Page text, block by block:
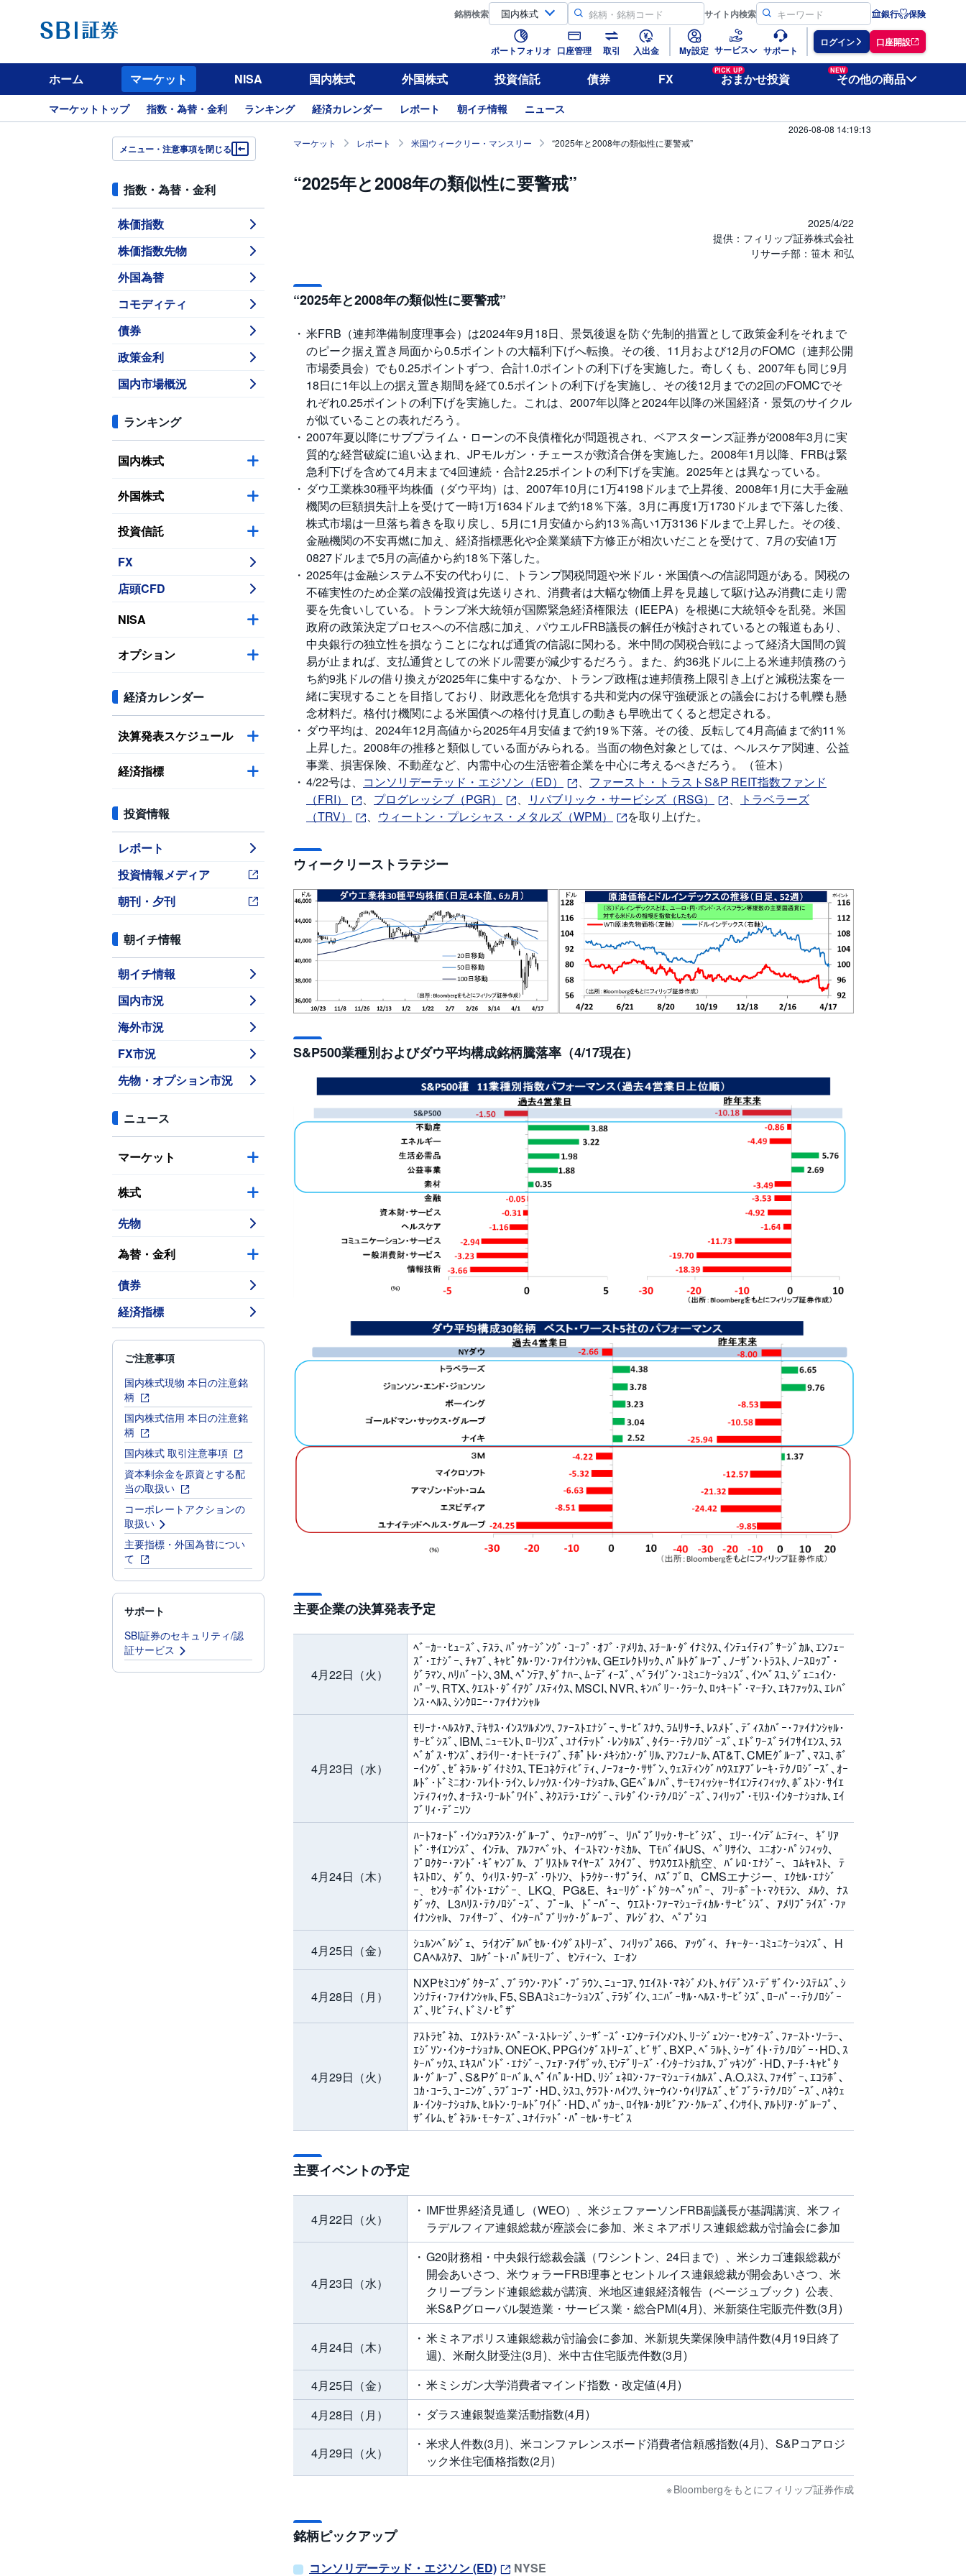
銘柄検索 サイト内検索 銀行 保険
ポートフォリオ 口座管理 取引 入出金 My設定 サービス サポート
ログイン 口座開設
ホーム マーケット NISA 国内株式 外国株式 投資信託 債券 FX
PICK UP
おまかせ投資
NEW
その他の商品
マーケットトップ 指数・為替・金利 ランキング 経済カレンダー レポート 朝イチ情報 ニュース
2026-08-08 14:19:13
メニュー・注意事項を閉じる
指数・為替・金利
株価指数
株価指数先物
外国為替
コモディティ
債券
政策金利
国内市場概況
ランキング
国内株式
外国株式
投資信託
FX
店頭CFD
NISA
オプション
経済カレンダー
決算発表スケジュール
経済指標
投資情報
レポート
投資情報メディア
朝刊・夕刊
朝イチ情報
朝イチ情報
国内市況
海外市況
FX市況
先物・オプション市況
ニュース
マーケット
株式
先物
為替・金利
債券
経済指標
ご注意事項
国内株式現物 本日の注意銘
柄
国内株式信用 本日の注意銘
柄
国内株式 取引注意事項
資本剰余金を原資とする配
当の取扱い
コーポレートアクションの
取扱い
主要指標・外国為替につい
て
サポート
SBI証券のセキュリティ/認
証サービス
マーケット レポート 米国ウィークリー・マンスリー “2025年と2008年の類似性に要警戒”
“2025年と2008年の類似性に要警戒”
2025/4/22
提供：フィリップ証券株式会社
リサーチ部：笹木 和弘
“2025年と2008年の類似性に要警戒”
米FRB（連邦準備制度理事会）は2024年9月18日、景気後退を防ぐ先制的措置として政策金利をそれまで
のピーク据え置き局面から0.5ポイントの大幅利下げへ転換。その後、11月および12月のFOMC（連邦公開
市場委員会）でも0.25ポイントずつ、合計1.0ポイントの利下げを実施した。奇しくも、2007年も同じ9月
18日に1年以上の据え置き期間を経て0.5ポイントの利下げを実施し、その後12月までの2回のFOMCでそ
れぞれ0.25ポイントの利下げを実施した。これは、2007年以降と2024年以降の米国経済・景気のサイクル
が似ていることの表れだろう。
2007年夏以降にサブプライム・ローンの不良債権化が問題視され、ベアスターンズ証券が2008年3月に実
質的な経営破綻に追い込まれ、JPモルガン・チェースが救済合併を実施した。2008年1月以降、FRBは緊
急利下げを含めて4月末まで4回連続・合計2.25ポイントの利下げを実施。2025年とは異なっている。
ダウ工業株30種平均株価（ダウ平均）は、2007年10月に1万4198ドルまで上昇後、2008年1月に大手金融
機関の巨額損失計上を受けて一時1万1634ドルまで約18％下落。3月に再度1万1730ドルまで下落した後、
株式市場は一旦落ち着きを取り戻し、5月に1月安値から約13％高い1万3136ドルまで上昇した。その後、
金融機関の不安再燃に加え、経済指標悪化や企業業績下方修正が相次いだことを受けて、7月の安値1万
0827ドルまで5月の高値から約18％下落した。
2025年は金融システム不安の代わりに、トランプ関税問題や米ドル・米国債への信認問題がある。関税の
不確実性のため企業の設備投資は先送りされ、消費者は大幅な物価上昇を見越して駆け込み消費に走り需
要を先食いしている。トランプ米大統領が国際緊急経済権限法（IEEPA）を根拠に大統領令を乱発。米国
政府の政策決定プロセスへの不信感に加え、パウエルFRB議長の解任が検討されているとの報道もあり、
中央銀行の独立性を損なうことになれば通貨の信認に関わる。米中間の関税合戦によって経済大国間の貿
易が止まれば、支払通貨としての米ドル需要が減少するだろう。また、約36兆ドルに上る米連邦債務のう
ち約9兆ドルの借り換えが2025年に集中するなか、トランプ政権は連邦債務上限引き上げと減税法案を一
緒に実現することを目指しており、財政悪化を危惧する共和党内の保守強硬派との議会における軋轢も懸
念材料だ。格付け機関による米国債への格付け見直しの動きも早晩出てくると想定される。
ダウ平均は、2024年12月高値から2025年4月安値まで約19％下落。その後、反転して4月高値まで約11％
上昇した。2008年の推移と類似している面がみられる。当面の物色対象としては、ヘルスケア関連、公益
事業、損害保険、不動産など、内需中心の生活密着企業を中心に考えるべきだろう。（笹木）
4/22号は、 コンソリデーテッド・エジソン（ED） 、 ファースト・トラストS&P REIT指数ファンド
（FRI）
、 プログレッシブ（PGR） 、 リパブリック・サービシズ（RSG） 、
トラベラーズ
（TRV）
、 ウィートン・プレシャス・メタルズ（WPM） を取り上げた。
ウィークリーストラテジー
S&P500業種別およびダウ平均構成銘柄騰落率（4/17現在）
主要企業の決算発表予定
4月22日（火）
ﾍﾞｰｶｰ･ﾋｭｰｽﾞ､ﾃｽﾗ､ﾊﾟｯｹｰｼﾞﾝｸﾞ･ｺｰﾌﾟ･ｵﾌﾞ･ｱﾒﾘｶ､ｽﾁｰﾙ･ﾀﾞｲﾅﾐｸｽ､ｲﾝﾃｭｲﾃｨﾌﾞｻｰｼﾞｶﾙ､ｴﾝﾌｪｰ
ｽﾞ･ｴﾅｼﾞｰ､ﾁｬﾌﾞ､ｷｬﾋﾟﾀﾙ･ﾜﾝ･ﾌｧｲﾅﾝｼｬﾙ､GEｴﾚｸﾄﾘｯｸ､ﾊﾟﾙﾄｸﾞﾙｰﾌﾟ､ﾉｰｻﾞﾝ･ﾄﾗｽﾄ､ﾉｰｽﾛｯﾌﾟ･
ｸﾞﾗﾏﾝ､ﾊﾘﾊﾞｰﾄﾝ､3M､ﾍﾟﾝﾃｱ､ﾀﾞﾅﾊｰ､ﾑｰﾃﾞｨｰｽﾞ､ﾍﾞﾗｲｿﾞﾝ･ｺﾐｭﾆｹｰｼｮﾝｽﾞ､ｲﾝﾍﾞｽｺ､ｼﾞｪﾆｭｲﾝ･
ﾊﾟｰﾂ､RTX､ｸｴｽﾄ･ﾀﾞｲｱｸﾞﾉｽﾃｨｸｽ､MSCI､NVR､ｷﾝﾊﾞﾘｰ･ｸﾗｰｸ､ﾛｯｷｰﾄﾞ･ﾏｰﾁﾝ､ｴｷﾌｧｯｸｽ､ｴﾚﾊﾞ
ﾝｽ･ﾍﾙｽ､ｼﾝｸﾛﾆｰ･ﾌｧｲﾅﾝｼｬﾙ
4月23日（水）
ﾓﾘｰﾅ･ﾍﾙｽｹｱ､ﾃｷｻｽ･ｲﾝｽﾂﾙﾒﾝﾂ､ﾌｧｰｽﾄｴﾅｼﾞｰ､ｻｰﾋﾞｽﾅｳ､ﾗﾑﾘｻｰﾁ､ﾚｽﾒﾄﾞ､ﾃﾞｨｽｶﾊﾞｰ･ﾌｧｲﾅﾝｼｬﾙ･
ｻｰﾋﾞｼｽﾞ､IBM､ﾆｭｰﾓﾝﾄ､ﾛｰﾘﾝｽﾞ､ﾕﾅｲﾃｯﾄﾞ･ﾚﾝﾀﾙｽﾞ､ﾀｲﾗｰ･ﾃｸﾉﾛｼﾞｰｽﾞ､ｴﾄﾞﾜｰｽﾞﾗｲﾌｻｲｴﾝｽ､ﾗｽ
ﾍﾞｶﾞｽ･ｻﾝｽﾞ､ｵﾗｲﾘｰ･ｵｰﾄﾓｰﾃｨﾌﾞ､ﾁﾎﾟﾄﾚ･ﾒｷｼｶﾝ･ｸﾞﾘﾙ､ｱﾝﾌｪﾉｰﾙ､AT&T､CMEｸﾞﾙｰﾌﾟ､ﾏｽｺ､ﾎﾞ
ｰｲﾝｸﾞ､ｾﾞﾈﾗﾙ･ﾀﾞｲﾅﾐｸｽ､TEｺﾈｸﾃｨﾋﾞﾃｨ､ﾉｰﾌｫｰｸ･ｻｻﾞﾝ､ｳｪｽﾃｨﾝｸﾞﾊｳｽｴｱﾌﾞﾚｰｷ･ﾃｸﾉﾛｼﾞｰｽﾞ､ｵｰ
ﾙﾄﾞ･ﾄﾞﾐﾆｵﾝ･ﾌﾚｲﾄ･ﾗｲﾝ､ﾚﾉｯｸｽ･ｲﾝﾀｰﾅｼｮﾅﾙ､GEﾍﾞﾙﾉﾊﾞ､ｻｰﾓﾌｨｯｼｬｰｻｲｴﾝﾃｨﾌｨｯｸ､ﾎﾞｽﾄﾝ･ｻｲｴ
ﾝﾃｨﾌｨｯｸ､ｵｰﾁｽ･ﾜｰﾙﾄﾞﾜｲﾄﾞ､ﾈｸｽﾃﾗ･ｴﾅｼﾞｰ､ﾃﾚﾀﾞｲﾝ･ﾃｸﾉﾛｼﾞｰｽﾞ､ﾌｨﾘｯﾌﾟ･ﾓﾘｽ･ｲﾝﾀｰﾅｼｮﾅﾙ､ｴｲ
ﾌﾞﾘｨ･ﾃﾞﾆｿﾝ
4月24日（木）
ﾊｰﾄﾌｫｰﾄﾞ･ｲﾝｼｭｱﾗﾝｽ･ｸﾞﾙｰﾌﾟ、ｳｪｱｰﾊｳｻﾞｰ、ﾘﾊﾟﾌﾞﾘｯｸ･ｻｰﾋﾞｼｽﾞ、ｴﾘｰ･ｲﾝﾃﾞﾑﾆﾃｨｰ、ｷﾞﾘｱ
ﾄﾞ･ｻｲｴﾝｼｽﾞ、ｲﾝﾃﾙ、ｱﾙﾌｧﾍﾞｯﾄ、ｲｰｽﾄﾏﾝ･ｹﾐｶﾙ、TﾓﾊﾞｲﾙUS、ﾍﾞﾘｻｲﾝ、ﾕﾆｵﾝ･ﾊﾟｼﾌｨｯｸ、
ﾌﾟﾛｸﾀｰ･ｱﾝﾄﾞ･ｷﾞｬﾝﾌﾞﾙ、ﾌﾞﾘｽﾄﾙ ﾏｲﾔｰｽﾞ ｽｸｲﾌﾞ、ｻｳｽｳｴｽﾄ航空、ﾊﾞﾚﾛ･ｴﾅｼﾞｰ、ｺﾑｷｬｽﾄ、ﾃ
ｷｽﾄﾛﾝ、ﾀﾞｳ、ｳｨﾘｽ･ﾀﾜｰｽﾞ･ﾜﾄｿﾝ、ﾄﾗｸﾀｰ･ｻﾌﾟﾗｲ、ﾊｽﾞﾌﾞﾛ、CMSエナジー、ｴｸｾﾙ･ｴﾅｼﾞ
ｰ、ｾﾝﾀｰﾎﾟｲﾝﾄ･ｴﾅｼﾞｰ、LKQ、PG&E、ｷｭｰﾘｸﾞ･ﾄﾞｸﾀｰﾍﾟｯﾊﾟｰ、ﾌﾘｰﾎﾟｰﾄ･ﾏｸﾓﾗﾝ、ﾒﾙｸ、ﾅｽ
ﾀﾞｯｸ、L3ﾊﾘｽ･ﾃｸﾉﾛｼﾞｰｽﾞ、ﾌﾟｰﾙ、ﾄﾞｰﾊﾞｰ、ｳｴｽﾄ･ﾌｧｰﾏｼｭｰﾃｨｶﾙ･ｻｰﾋﾞｼｽﾞ、ｱﾒﾘﾌﾟﾗｲｽﾞ･ﾌｧ
ｲﾅﾝｼｬﾙ、ﾌｧｲｻｰﾌﾞ、ｲﾝﾀｰﾊﾟﾌﾞﾘｯｸ･ｸﾞﾙｰﾌﾟ、ｱﾚｼﾞｵﾝ、ﾍﾟﾌﾟｼｺ
4月25日（金）
ｼｭﾙﾝﾍﾞﾙｼﾞｪ、ﾗｲｵﾝﾃﾞﾙﾊﾞｾﾙ･ｲﾝﾀﾞｽﾄﾘｰｽﾞ、ﾌｨﾘｯﾌﾟｽ66、ｱｯｳﾞｨ、ﾁｬｰﾀｰ･ｺﾐｭﾆｹｰｼｮﾝｽﾞ、H
CAﾍﾙｽｹｱ、ｺﾙｹﾞｰﾄ･ﾊﾟﾙﾓﾘｰﾌﾞ、ｾﾝﾃｨｰﾝ、ｴｰｵﾝ
4月28日（月）
NXPｾﾐｺﾝﾀﾞｸﾀｰｽﾞ､ﾌﾞﾗｳﾝ･ｱﾝﾄﾞ･ﾌﾞﾗｳﾝ､ﾆｭｰｺｱ､ｳｴｲｽﾄ･ﾏﾈｼﾞﾒﾝﾄ､ｹｲﾃﾞﾝｽ･ﾃﾞｻﾞｲﾝ･ｼｽﾃﾑｽﾞ､ｼ
ﾝｼﾅﾃｨ･ﾌｧｲﾅﾝｼｬﾙ､F5､SBAｺﾐｭﾆｹｰｼｮﾝｽﾞ､ﾃﾗﾀﾞｲﾝ､ﾕﾆﾊﾞｰｻﾙ･ﾍﾙｽ･ｻｰﾋﾞｼｽﾞ､ﾛｰﾊﾟｰ･ﾃｸﾉﾛｼﾞｰ
ｽﾞ､ﾘﾋﾞﾃｨ､ﾄﾞﾐﾉ･ﾋﾟｻﾞ
4月29日（火）
ｱｽﾄﾗｾﾞﾈｶ、ｴｸｽﾄﾗ･ｽﾍﾟｰｽ･ｽﾄﾚｰｼﾞ､ｼｰｻﾞｰｽﾞ･ｴﾝﾀｰﾃｲﾝﾒﾝﾄ､ﾘｰｼﾞｪﾝｼｰ･ｾﾝﾀｰｽﾞ､ﾌｧｰｽﾄ･ｿｰﾗｰ､
ｴｼﾞｿﾝ･ｲﾝﾀｰﾅｼｮﾅﾙ､ONEOK､PPGｲﾝﾀﾞｽﾄﾘｰｽﾞ､ﾋﾞｻﾞ､BXP､ﾍﾞﾗﾙﾄ､ｼｰｹﾞｲﾄ･ﾃｸﾉﾛｼﾞｰ･HD､ｽ
ﾀｰﾊﾞｯｸｽ､ｴｷｽﾊﾟﾝﾄﾞ･ｴﾅｼﾞｰ､ﾌｪｱ･ｱｲｻﾞｯｸ､ﾓﾝﾃﾞﾘｰｽﾞ･ｲﾝﾀｰﾅｼｮﾅﾙ､ﾌﾞｯｷﾝｸﾞ･HD､ｱｰﾁ･ｷｬﾋﾟﾀ
ﾙ･ｸﾞﾙｰﾌﾟ､S&Pｸﾞﾛｰﾊﾞﾙ､ﾍﾟｲﾊﾟﾙ･HD､ﾘｼﾞｪﾈﾛﾝ･ﾌｧｰﾏｼｭｰﾃｨｶﾙｽﾞ､A.O.ｽﾐｽ､ﾌｧｲｻﾞｰ､ｴｺﾗﾎﾞ､
ｺｶ･ｺｰﾗ､ｺｰﾆﾝｸﾞ､ﾗﾌﾞｺｰﾌﾟ･HD､ｼｽｺ､ｸﾗﾌﾄ･ﾊｲﾝﾂ､ｼｬｰｳｨﾝ･ｳｨﾘｱﾑｽﾞ､ｾﾞﾌﾞﾗ･ﾃｸﾉﾛｼﾞｰｽﾞ､ﾊﾈｳｪ
ﾙ･ｲﾝﾀｰﾅｼｮﾅﾙ､ﾋﾙﾄﾝ･ﾜｰﾙﾄﾞﾜｲﾄﾞ･HD､ﾊﾟｯｶｰ､ﾛｲﾔﾙ･ｶﾘﾋﾞｱﾝ･ｸﾙｰｽﾞ､ｲﾝｻｲﾄ､ｱﾙﾄﾘｱ･ｸﾞﾙｰﾌﾟ､
ｻﾞｲﾚﾑ､ｾﾞﾈﾗﾙ･ﾓｰﾀｰｽﾞ､ﾕﾅｲﾃｯﾄﾞ･ﾊﾟｰｾﾙ･ｻｰﾋﾞｽ
主要イベントの予定
4月22日（火）
IMF世界経済見通し（WEO）、米ジェファーソンFRB副議長が基調講演、米フィ
ラデルフィア連銀総裁が座談会に参加、米ミネアポリス連銀総裁が討論会に参加
4月23日（水）
G20財務相・中央銀行総裁会議（ワシントン、24日まで）、米シカゴ連銀総裁が
開会あいさつ、米ウォラーFRB理事とセントルイス連銀総裁が開会あいさつ、米
クリーブランド連銀総裁が講演、米地区連銀経済報告（ベージュブック）公表、
米S&Pグローバル製造業・サービス業・総合PMI(4月)、米新築住宅販売件数(3月)
4月24日（木）
米ミネアポリス連銀総裁が討論会に参加、米新規失業保険申請件数(4月19日終了
週)、米耐久財受注(3月)、米中古住宅販売件数(3月)
4月25日（金）
米ミシガン大学消費者マインド指数・改定値(4月)
4月28日（月）
ダラス連銀製造業活動指数(4月)
4月29日（火）
米求人件数(3月)、米コンファレンスボード消費者信頼感指数(4月)、S&Pコアロジ
ック米住宅価格指数(2月)
Bloombergをもとにフィリップ証券作成
銘柄ピックアップ
コンソリデーテッド・エジソン (ED)
NYSE